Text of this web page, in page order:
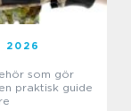
2026
som gör